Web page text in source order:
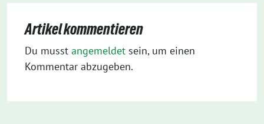
Artikel kommentieren
Du musst angemeldet sein, um einen
Kommentar abzugeben.